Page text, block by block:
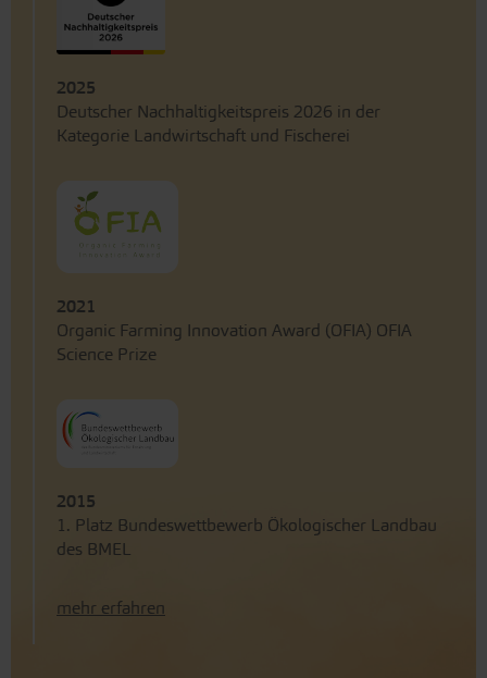
2025
Deutscher Nachhaltigkeitspreis 2026 in der
Kategorie Landwirtschaft und Fischerei
2021
Organic Farming Innovation Award (OFIA) OFIA
Science Prize
2015
1. Platz Bundeswettbewerb Ökologischer Landbau
des BMEL
mehr erfahren